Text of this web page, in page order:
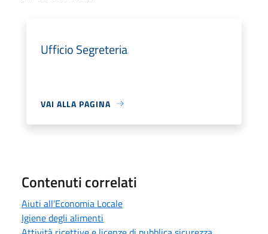
Ufficio Segreteria
VAI ALLA PAGINA
Contenuti correlati
Aiuti all'Economia Locale
Igiene degli alimenti